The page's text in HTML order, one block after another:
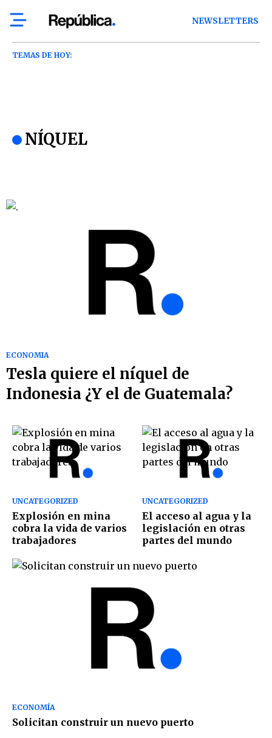
NEWSLETTERS
TEMAS DE HOY:
NÍQUEL
ECONOMIA
Tesla quiere el níquel de
Indonesia ¿Y el de Guatemala?
UNCATEGORIZED
Explosión en mina
cobra la vida de varios
trabajadores
UNCATEGORIZED
El acceso al agua y la
legislación en otras
partes del mundo
ECONOMÍA
Solicitan construir un nuevo puerto